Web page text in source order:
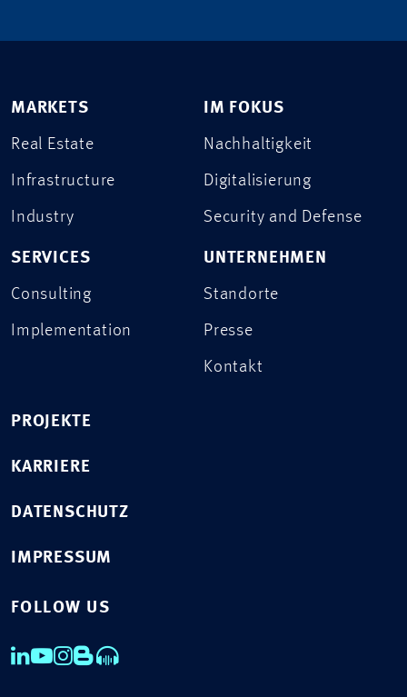
MARKETS
Real Estate
Infrastructure
Industry
SERVICES
Consulting
Implementation
IM FOKUS
Nachhaltigkeit
Digitalisierung
Security and Defense
UNTERNEHMEN
Standorte
Presse
Kontakt
PROJEKTE
KARRIERE
DATENSCHUTZ
IMPRESSUM
FOLLOW US